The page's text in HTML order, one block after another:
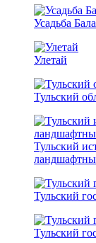
Усадьба
Улетай
Тульский
Тульский
Тульский
Тульский